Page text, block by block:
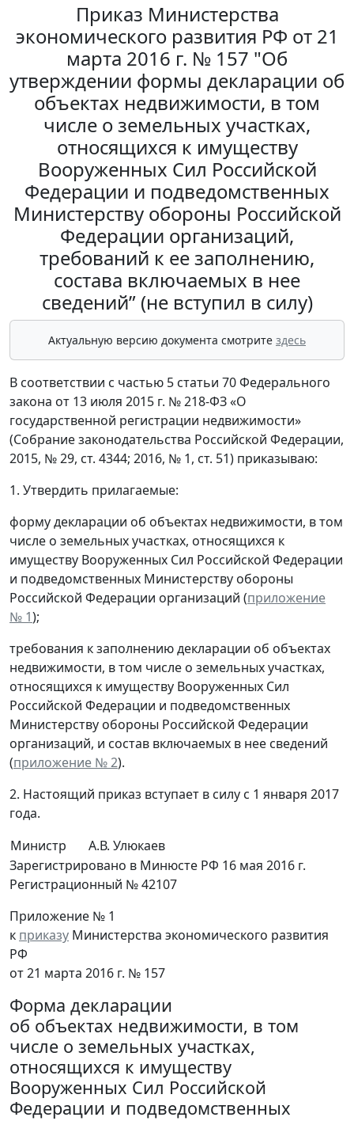
Приказ Министерства
экономического развития РФ от 21
марта 2016 г. № 157 "Об
утверждении формы декларации об
объектах недвижимости, в том
числе о земельных участках,
относящихся к имуществу
Вооруженных Сил Российской
Федерации и подведомственных
Министерству обороны Российской
Федерации организаций,
требований к ее заполнению,
состава включаемых в нее
сведений” (не вступил в силу)
Актуальную версию документа смотрите здесь
В соответствии с частью 5 статьи 70 Федерального
закона от 13 июля 2015 г. № 218-ФЗ «О
государственной регистрации недвижимости»
(Собрание законодательства Российской Федерации,
2015, № 29, ст. 4344; 2016, № 1, ст. 51) приказываю:
1. Утвердить прилагаемые:
форму декларации об объектах недвижимости, в том
числе о земельных участках, относящихся к
имуществу Вооруженных Сил Российской Федерации
и подведомственных Министерству обороны
Российской Федерации организаций (приложение
№ 1);
требования к заполнению декларации об объектах
недвижимости, в том числе о земельных участках,
относящихся к имуществу Вооруженных Сил
Российской Федерации и подведомственных
Министерству обороны Российской Федерации
организаций, и состав включаемых в нее сведений
(приложение № 2).
2. Настоящий приказ вступает в силу с 1 января 2017
года.
Министр
А.В. Улюкаев
Зарегистрировано в Минюсте РФ 16 мая 2016 г.
Регистрационный № 42107
Приложение № 1
к приказу Министерства экономического развития
РФ
от 21 марта 2016 г. № 157
Форма декларации
об объектах недвижимости, в том
числе о земельных участках,
относящихся к имуществу
Вооруженных Сил Российской
Федерации и подведомственных